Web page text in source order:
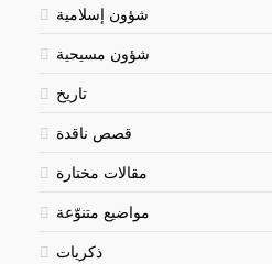
شؤون إسلامية
شؤون مسيحية
تاريخ
قصص ناقدة
مقالات مختارة
مواضيع متنوّعة
ذكريات